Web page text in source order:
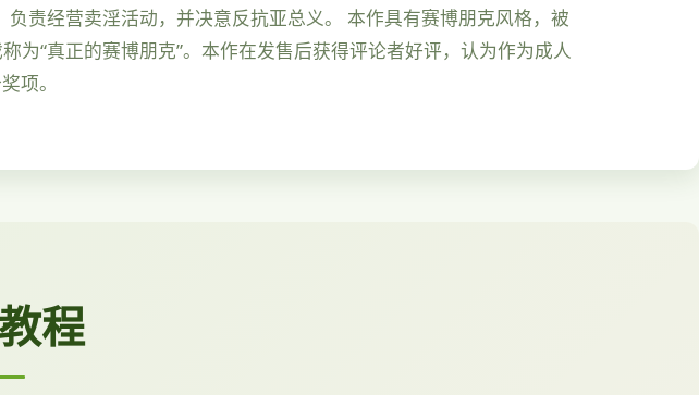
责经营卖淫活动，并决意反抗亚总义。 本作具有赛博朋克风格，被
“真正的赛博朋克”。本作在发售后获得评论者好评，认为作为成人
项。
程